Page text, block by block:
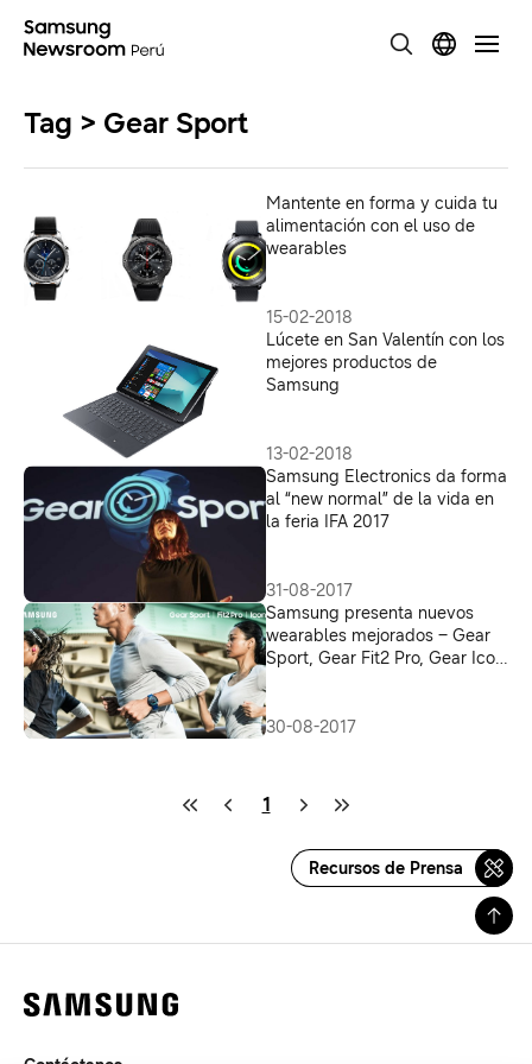
Tag > Gear Sport
Mantente en forma y cuida tu
alimentación con el uso de
wearables
15-02-2018
Lúcete en San Valentín con los
mejores productos de
Samsung
13-02-2018
Samsung Electronics da forma
al “new normal” de la vida en
la feria IFA 2017
31-08-2017
Samsung presenta nuevos
wearables mejorados – Gear
Sport, Gear Fit2 Pro, Gear Icon
Salud
30-08-2017
1
Recursos de Prensa